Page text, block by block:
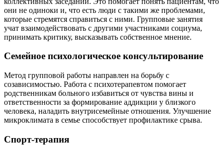
они не одиноки и, что есть люди с такими же проблемами,
которые стремятся справиться с ними. Групповые занятия
учат взаимодействовать с другими участниками социума,
принимать критику, высказывать собственное мнение.
Семейное психологическое консультирование
Метод групповой работы направлен на борьбу с
созависимостью. Работа с психотерапевтом помогает
родственникам больного избавиться от чувства вины и
ответственности за формирование аддикции у близкого
человека, наладить внутрисемейные отношения. Улучшение
микроклимата в семье способствует профилактике срыва.
Спорт-терапия